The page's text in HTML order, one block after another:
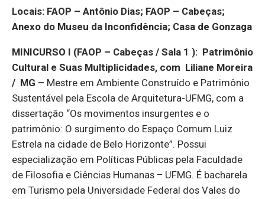
Locais: FAOP – Antônio Dias; FAOP – Cabeças;
Anexo do Museu da Inconfidência; Casa de Gonzaga
MINICURSO I (FAOP – Cabeças / Sala 1 ): Patrimônio
Cultural e Suas Multiplicidades, com Liliane Moreira
/ MG – Mestre em Ambiente Construído e Patrimônio
Sustentável pela Escola de Arquitetura-UFMG, com a
dissertação “Os movimentos insurgentes e o
patrimônio: O surgimento do Espaço Comum Luiz
Estrela na cidade de Belo Horizonte”. Possui
especialização em Políticas Públicas pela Faculdade
de Filosofia e Ciências Humanas – UFMG. É bacharela
em Turismo pela Universidade Federal dos Vales do